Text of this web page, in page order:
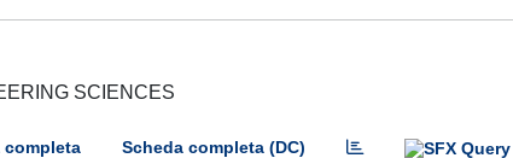
SCIENCES
completa Scheda completa (DC)